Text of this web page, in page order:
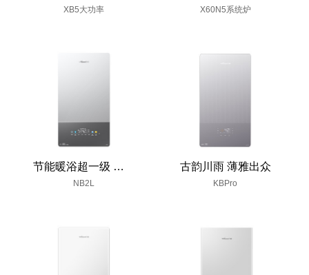
XB5大功率 X60N5系统炉
节能暖浴超一级 恒温舒适新超越
NB2L
古韵川雨 薄雅出众
KBPro